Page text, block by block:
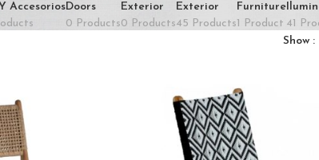
AccesoriosDoors
0 Products
Exterior
0 Products
Exterior
45 Products
Furniture
1 Product 41
Show